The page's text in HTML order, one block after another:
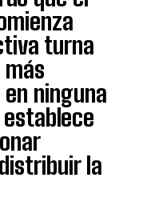
turna
ninguna
la